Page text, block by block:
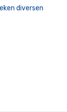
diversen